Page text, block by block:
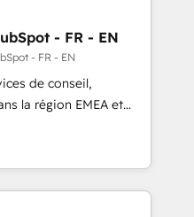
pipeline with inbound,
with UX, messaging,
results. 🤖AI
AI services. 🧩
with custom
- FR - EN
- FR - EN
de conseil,
la région EMEA et
experts en
Revops, CRM et
With over 115